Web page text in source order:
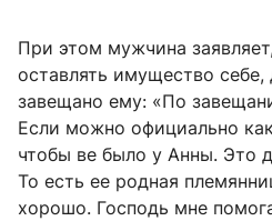
При этом мужчина
оставлять имущество
завещано ему: «По
Если можно официально
чтобы ве было у Анны. Это
То есть ее родная
хорошо. Господь мне